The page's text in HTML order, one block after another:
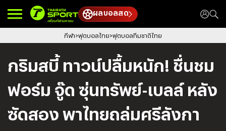
ผลบอลสด
กีฬา ฟุตบอลไทย ฟุตบอลทีมชาติไทย
กริมสบี้ ทาวน์ปลื้มหนัก! ชื่นชม
ฟอร์ม จู๊ด ซุ่นทรัพย์-เบลล์ หลัง
ซัดสอง พาไทยถล่มศรีลังกา